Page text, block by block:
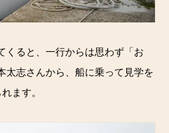
くると、一行からは思わず「お
太志さんから、船に乗って見学を
ます。